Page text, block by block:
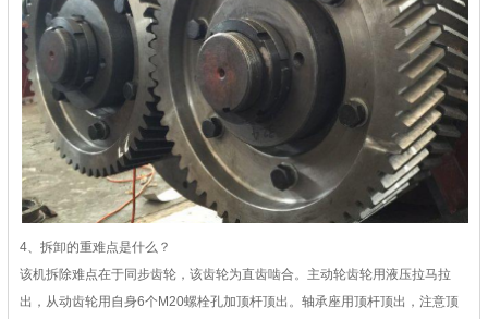
4、拆卸的重难点是什么？
该机拆除难点在于同步齿轮，该齿轮为直齿啮合。主动轮齿轮用液压拉马拉
出，从动齿轮用自身6个M20螺栓孔加顶杆顶出。轴承座用顶杆顶出，注意顶